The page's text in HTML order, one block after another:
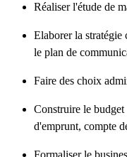
Réaliser l'étude de
Elaborer la
le plan de
Faire des choix
Construire le
d'emprunt, compte